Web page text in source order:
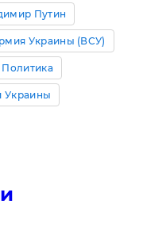
Путин
Украины (ВСУ)
Политика
Украины